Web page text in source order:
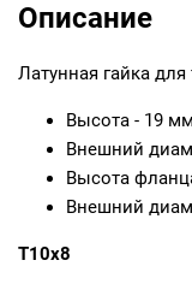
Описание
Латунная гайка
Высота - 19 мм
Внешний
Высота
Внешний
T10x8